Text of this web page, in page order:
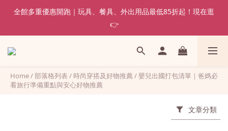
全館多重優惠開跑｜玩具、餐具、外出用品最低85折起！現在逛
👉
Home/部落格列表 /時尚穿搭及好物推薦 /嬰兒出國打包清單｜爸媽必
看旅行準備重點與安心好物推薦
文章分類